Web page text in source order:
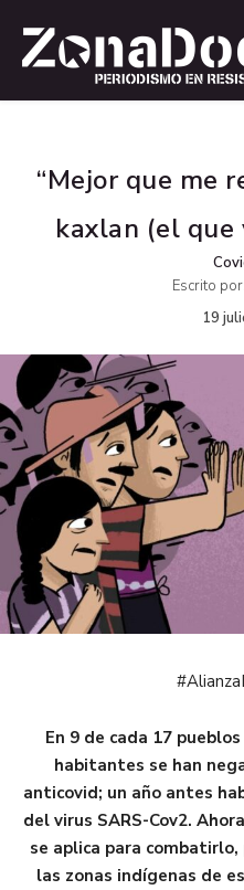
“Mejor que me
kaxlan (el que
Escrito por:
19
En 9 de cada 17
habitantes se han
anticovid; un año antes
del virus SARS-Cov2.
se aplica para
las zonas indígenas de